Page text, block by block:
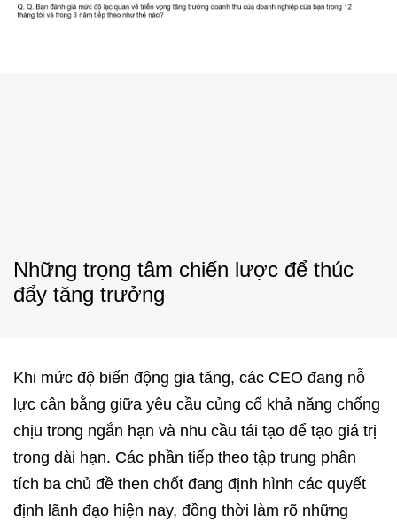
Những trọng tâm chiến lược để thúc
đẩy tăng trưởng
Khi mức độ biến động gia tăng, các CEO đang nỗ
lực cân bằng giữa yêu cầu củng cố khả năng chống
chịu trong ngắn hạn và nhu cầu tái tạo để tạo giá trị
trong dài hạn. Các phần tiếp theo tập trung phân
tích ba chủ đề then chốt đang định hình các quyết
định lãnh đạo hiện nay, đồng thời làm rõ những